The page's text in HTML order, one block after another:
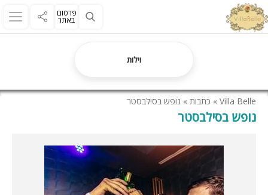
פרסום
באתר
וילות
Villa Belle
» כתבות » נופש בסילבסטר
נופש בסילבסטר